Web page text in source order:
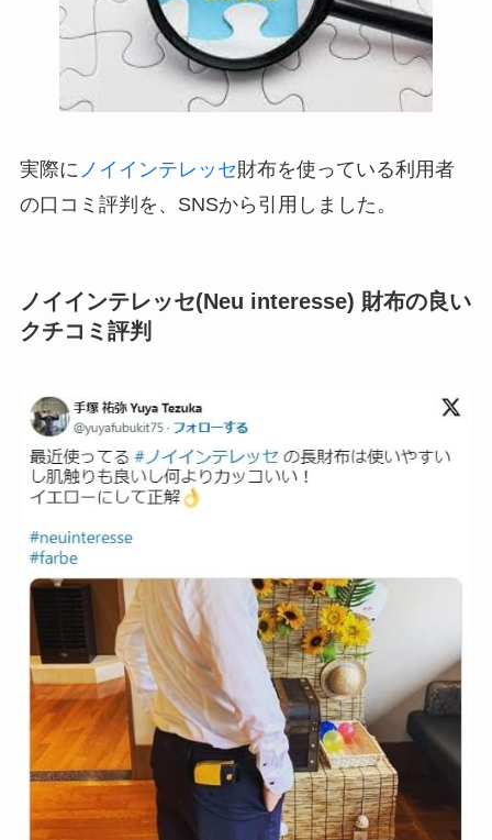
実際に ノイインテレッセ財布を使っている利用者
の口コミ評判を、SNSから引用しました。
ノイインテレッセ(Neu interesse) 財布の良い
クチコミ評判